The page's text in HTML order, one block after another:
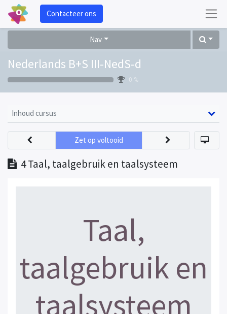
Contacteer ons
Nav
Nederlands B+S III-NedS-d
0 %
Inhoud cursus
4 Taal, taalgebruik en taalsysteem
Zet op voltooid
Taal,
taalgebruik en
taalsysteem